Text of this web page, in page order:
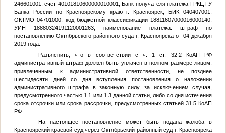
246601001, счет 40101810600000010001, Банк получателя платежа ГРКЦ ГУ
Банка России по Красноярскому краю г. Красноярск, БИК 040407001,
ОКТМО 04701000, код бюджетной классификации 18811607000016000140,
УИН 18880324191120001263, наименование платежа: штраф по
постановлению Октябрьского районного суда г. Красноярска от 04 декабря
2019 года.
Разъяснить, что в соответствии с ч. 1 ст. 32.2 КоАП РФ
административный штраф должен быть уплачен в полном размере лицом,
привлеченным к административной ответственности, не позднее
шестидесяти дней со дня вступления постановления о наложении
административного штрафа в законную силу, за исключением случая,
предусмотренного частью 1.1 или 1.3 данной статьи, либо со дня истечения
срока отсрочки или срока рассрочки, предусмотренных статьей 31.5 КоАП
РФ.
На настоящее постановление может быть подана жалоба в
Красноярский краевой суд через Октябрьский районный суд г. Красноярска